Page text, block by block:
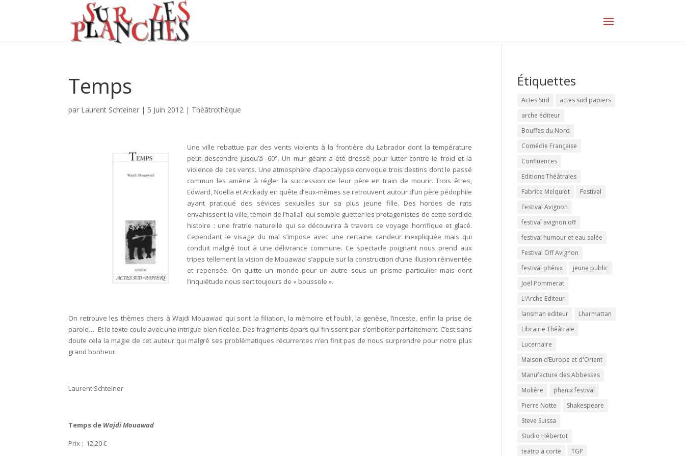
Temps
par Laurent Schteiner | 5 Juin 2012 | Théâtrothèque
Une ville rebattue par des vents violents à la frontière du Labrador dont la température
peut descendre jusqu’à -60°. Un mur géant a été dressé pour lutter contre le froid et la
violence de ces vents. Une atmosphère d’apocalypse convoque trois destins dont le passé
commun les amène à régler la succession de leur père en train de mourir. Trois êtres,
Edward, Noella et Arckady en quête d’eux-mêmes se retrouvent autour d’un père pédophile
ayant pratiqué des sévices sexuelles sur sa plus jeune fille. Des hordes de rats
envahissent la ville, témoin de l’hallali qui semble guetter les protagonistes de cette sordide
histoire : une fratrie naturelle qui se découvrira à travers ce voyage horrifique et glacé.
Cependant le visage du mal s’impose avec une certaine candeur inexpliquée mais qui
conduit malgré tout à une délivrance commune. Ce spectacle poignant nous prend aux
tripes tellement la vision de Mouawad s’appuie sur la construction d’une illusion réinventée
et repensée. On quitte un monde pour un autre sous un prisme particulier mais dont
l’inquiétude nous sert toujours de « boussole ».
On retrouve les thèmes chers à Wajdi Mouawad qui sont la filiation, la mémoire et l’oubli, la genèse, l’inceste, enfin la prise de
parole… Et le texte coule avec une intrigue bien ficelée. Des fragments épars qui finissent par s’emboiter parfaitement. C’est sans
doute cela la magie de cet auteur qui malgré ses problématiques récurrentes n’en finit pas de nous surprendre pour notre plus
grand bonheur.
Laurent Schteiner
Temps de Wajdi Mouawad
Prix : 12,20 €
Étiquettes
Actes Sud
actes sud papiers
arche éditeur
Bouffes du Nord
Comédie Française
Confluences
Editions Théâtrales
Fabrice Melquiot
Festival
Festival Avignon
festival avignon off
festival humour et eau salée
Festival Off Avignon
festival phénix
jeune public
Joël Pommerat
L'Arche Editeur
lansman editeur
Lharmattan
Librairie Théâtrale
Lucernaire
Maison d’Europe et d'Orient
Manufacture des Abbesses
Molière
phenix festival
Pierre Notte
Shakespeare
Steve Suissa
Studio Hébertot
teatro a corte
TGP